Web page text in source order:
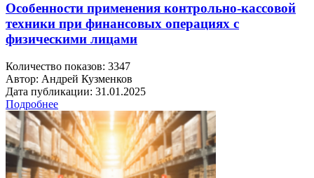
Особенности применения контрольно-кассовой
техники при финансовых операциях с
физическими лицами
Количество показов: 3347
Автор: Андрей Кузменков
Дата публикации: 31.01.2025
Подробнее